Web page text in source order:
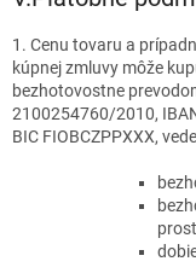
1. Cenu tovaru a
kúpnej zmluvy môže
bezhotovostne
2100254760/2010,
BIC FIOBCZPPXXX,